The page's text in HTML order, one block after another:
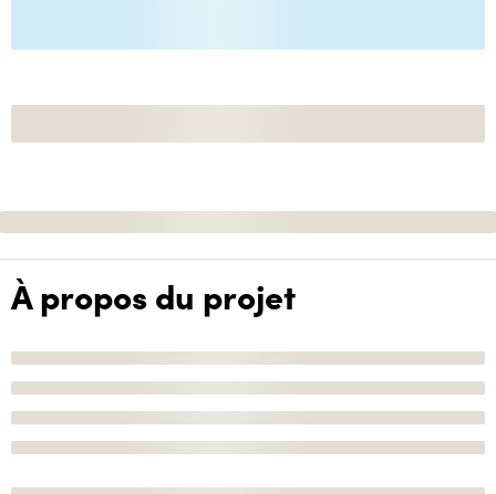
À propos du projet